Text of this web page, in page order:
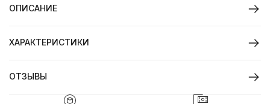
ОПИСАНИЕ
ХАРАКТЕРИСТИКИ
ОТЗЫВЫ